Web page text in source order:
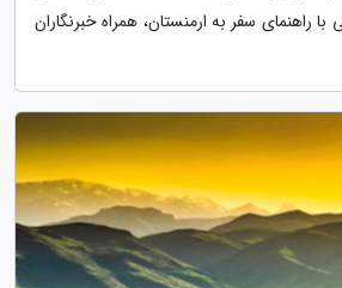
راهنمای سفر به ارمنستان، همراه خبرنگاران